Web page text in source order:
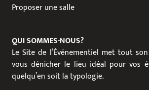
Proposer une salle
QUI SOMMES-NOUS?
Le Site de l’Événementiel met tout
vous dénicher le lieu idéal pour vos
quelqu’en soit la typologie.